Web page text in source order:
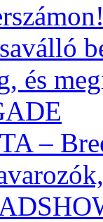
és
–